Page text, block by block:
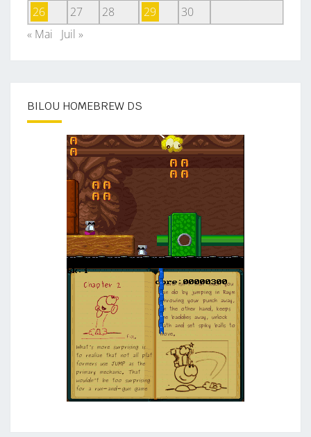
26
27 28 29
30
« Mai
Juil »
BILOU HOMEBREW DS